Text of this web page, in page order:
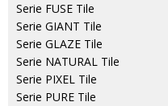
Serie FUSE Tile
Serie GIANT Tile
Serie GLAZE Tile
Serie NATURAL Tile
Serie PIXEL Tile
Serie PURE Tile